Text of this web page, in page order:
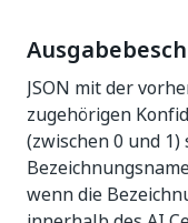
JSON mit der
zugehörigen
(zwischen 0 und
wenn die